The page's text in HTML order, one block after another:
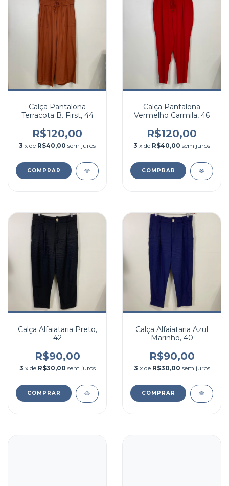
Calça Pantalona
Terracota B. First, 44
R$120,00
3 x de R$40,00 sem juros
COMPRAR
Calça Pantalona
Vermelho Carmila, 46
R$120,00
3 x de R$40,00 sem juros
COMPRAR
Calça Alfaiataria Preto,
42
R$90,00
3 x de R$30,00 sem juros
COMPRAR
Calça Alfaiataria Azul
Marinho, 40
R$90,00
3 x de R$30,00 sem juros
COMPRAR